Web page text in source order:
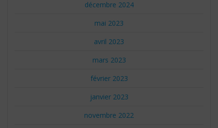
décembre 2024
mai 2023
avril 2023
mars 2023
février 2023
janvier 2023
novembre 2022